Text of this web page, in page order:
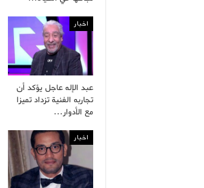
اخبار
عبد الإله عاجل يؤكد أن
تجاربه الفنية تزداد تميزا
مع الأدوار…
اخبار